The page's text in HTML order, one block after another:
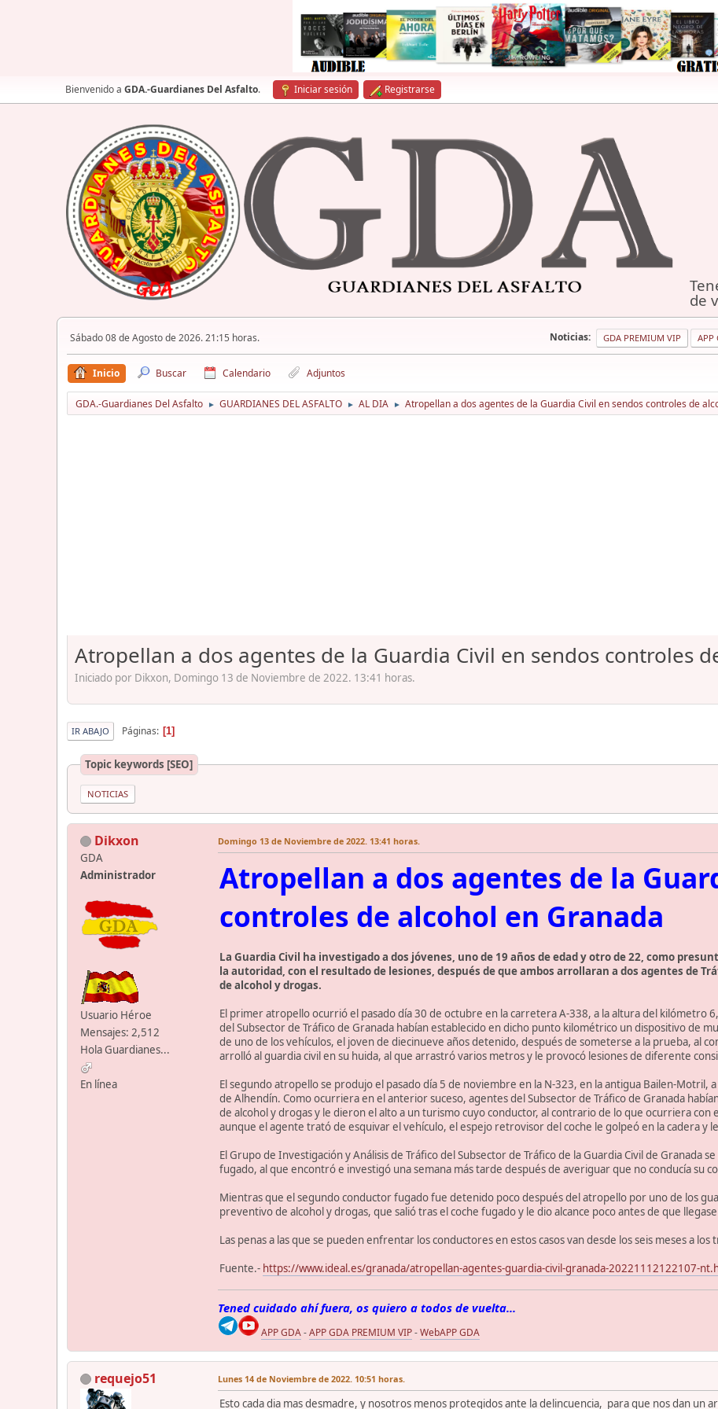
Bienvenido a GDA.-Guardianes Del Asfalto. Iniciar sesión Registrarse
de
Sábado 08 de Agosto de 2026. 21:15 horas. Noticias: GDA PREMIUM VIP APP
Inicio Buscar Calendario Adjuntos
GDA.-Guardianes Del Asfalto ► GUARDIANES DEL ASFALTO ► AL DIA ► Atropellan a dos agentes de la Guardia Civil en sendos controles de
Atropellan a dos agentes de la Guardia Civil en sendos controles
Iniciado por Dikxon, Domingo 13 de Noviembre de 2022. 13:41 horas.
IR ABAJO Páginas 1
Topic keywords [SEO]
NOTICIAS
Dikxon
GDA
Administrador
Usuario Héroe
Mensajes: 2,512
Hola Guardianes...
En línea
Domingo 13 de Noviembre de 2022. 13:41 horas.
Atropellan a dos agentes de la
controles de alcohol en Granada
La Guardia Civil ha investigado a dos jóvenes, uno de 19 años de edad y otro de 22, como
la autoridad, con el resultado de lesiones, después de que ambos arrollaran a dos agentes de
de alcohol y drogas.
El primer atropello ocurrió el pasado día 30 de octubre en la carretera A-338, a la altura del kilómetro
del Subsector de Tráfico de Granada habían establecido en dicho punto kilométrico un dispositivo de
de uno de los vehículos, el joven de diecinueve años detenido, después de someterse a la prueba, al
arrolló al guardia civil en su huida, al que arrastró varios metros y le provocó lesiones de diferente
El segundo atropello se produjo el pasado día 5 de noviembre en la N-323, en la antigua Bailen-
de Alhendín. Como ocurriera en el anterior suceso, agentes del Subsector de Tráfico de Granada
de alcohol y drogas y le dieron el alto a un turismo cuyo conductor, al contrario de lo que ocurriera
aunque el agente trató de esquivar el vehículo, el espejo retrovisor del coche le golpeó en la cadera y
El Grupo de Investigación y Análisis de Tráfico del Subsector de Tráfico de la Guardia Civil de Granada
fugado, al que encontró e investigó una semana más tarde después de averiguar que no conducía su
Mientras que el segundo conductor fugado fue detenido poco después del atropello por uno de los
preventivo de alcohol y drogas, que salió tras el coche fugado y le dio alcance poco antes de que llegase
Las penas a las que se pueden enfrentar los conductores en estos casos van desde los seis meses a los
Fuente.- https://www.ideal.es/granada/atropellan-agentes-guardia-civil-granada-20221112122107-
Tened cuidado ahí fuera, os quiero a todos de vuelta...
APP GDA-APP GDA PREMIUM VIP-WebAPP GDA
requejo51 Lunes 14 de Noviembre de 2022. 10:51 horas.
Esto cada dia mas desmadre, y nosotros menos protegidos ante la delincuencia, para que nos dan un